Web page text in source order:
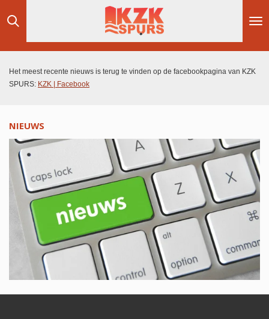
direct
de
Het meest recente nieuws is terug te vinden op de facebookpagina van KZK
SPURS: KZK | Facebook
NIEUWS